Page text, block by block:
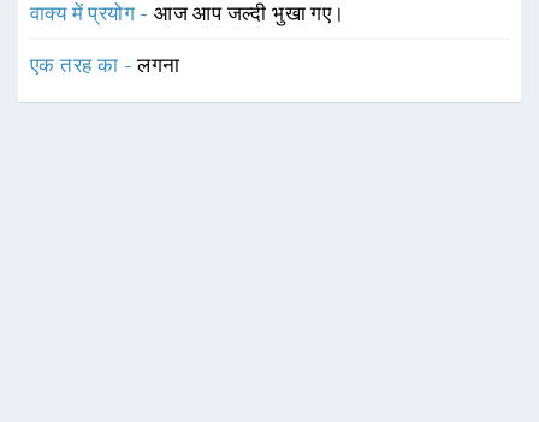
वाक्य में प्रयोग -आज आप जल्दी भुखा गए।
एक तरह का -लगना